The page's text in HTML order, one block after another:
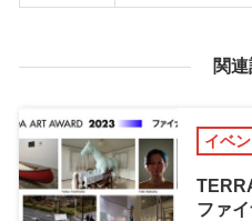
関
イベ
ファ